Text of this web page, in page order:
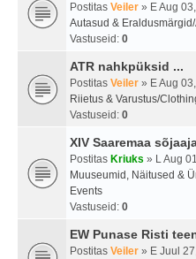
Postitas Veiler » E Aug
Autasud &
Vastuseid: 0
ATR nahkpüksid ...
Postitas Veiler » E Aug
Riietus & Varustus/
Vastuseid: 0
XIV Saaremaa
Postitas Kriuks » L Aug
Muuseumid, Näitused &
Events
Vastuseid: 0
EW Punase Risti
Postitas Veiler » E Juul